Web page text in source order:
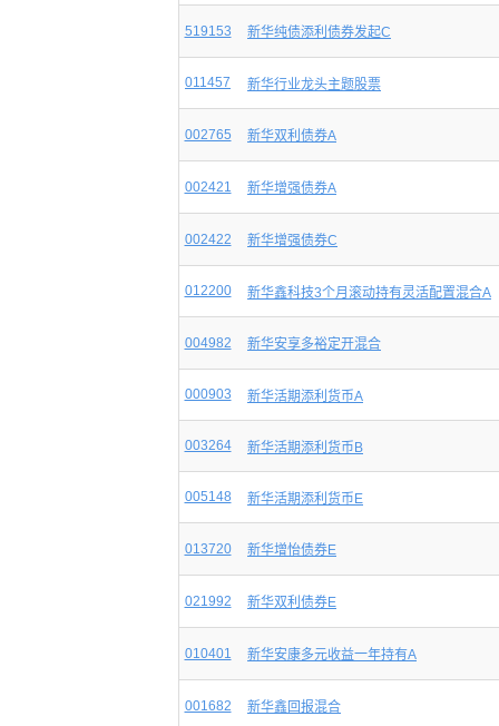
519153 新华纯债添利债券发起C
011457 新华行业龙头主题股票
002765 新华双利债券A
002421 新华增强债券A
002422 新华增强债券C
012200 新华鑫科技3个月滚动持有灵活配置混合A
004982 新华安享多裕定开混合
000903 新华活期添利货币A
003264 新华活期添利货币B
005148 新华活期添利货币E
013720 新华增怡债券E
021992 新华双利债券E
010401 新华安康多元收益一年持有A
001682 新华鑫回报混合